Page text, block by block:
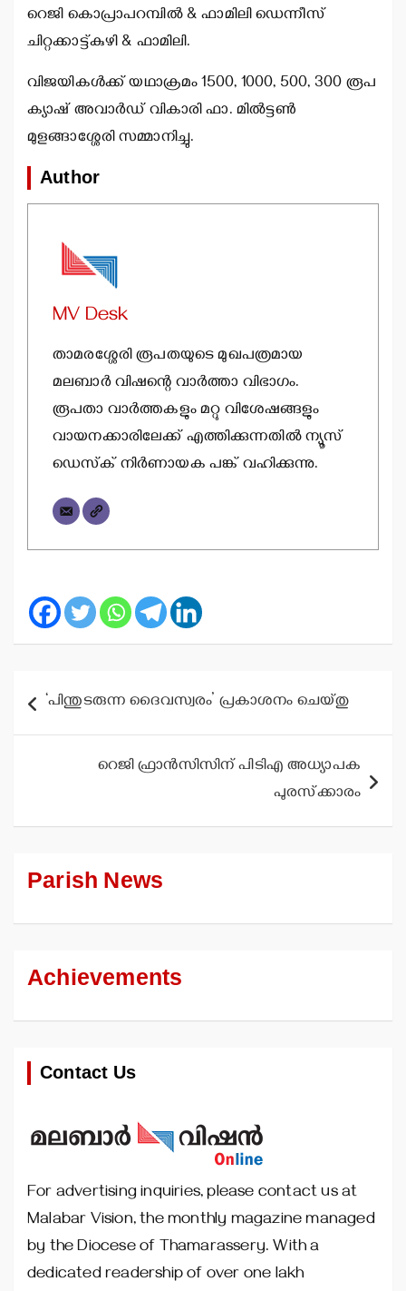
റെജി കൊപ്രാപറമ്പില്‍ & ഫാമിലി ഡെന്നീസ്
ചിറ്റക്കാട്ട്കുഴി & ഫാമിലി.
വിജയികള്‍ക്ക് യഥാക്രമം 1500, 1000, 500, 300 രൂപ
ക്യാഷ് അവാര്‍ഡ് വികാരി ഫാ. മില്‍ട്ടണ്‍
മുളങ്ങാശ്ശേരി സമ്മാനിച്ചു.
Author
MV Desk
താമരശ്ശേരി രൂപതയുടെ മുഖപത്രമായ
മലബാര്‍ വിഷന്റെ വാര്‍ത്താ വിഭാഗം.
രൂപതാ വാര്‍ത്തകളും മറ്റു വിശേഷങ്ങളും
വായനക്കാരിലേക്ക് എത്തിക്കുന്നതില്‍ ന്യൂസ്
ഡെസ്‌ക് നിര്‍ണായക പങ്ക് വഹിക്കുന്നു.
Post
navigation
‘പിന്തുടരുന്ന ദൈവസ്വരം’ പ്രകാശനം ചെയ്തു
റെജി ഫ്രാന്‍സിസിന് പിടിഎ അധ്യാപക
പുരസ്‌ക്കാരം
Parish News
Achievements
Contact Us
For advertising inquiries, please contact us at
Malabar Vision, the monthly magazine managed
by the Diocese of Thamarassery. With a
dedicated readership of over one lakh